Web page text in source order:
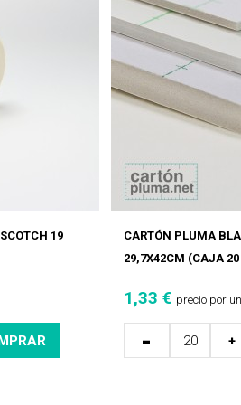
19
CARTÓN PLUMA
29,7X42CM (CAJA 20
1,33 € precio por
+
-